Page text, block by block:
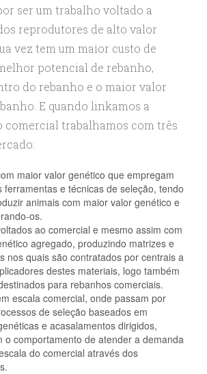
ser um trabalho voltado a
reprodutores de alto valor
vez tem um maior custo de
potencial de rebanho,
do rebanho e o maior valor
E quando linkamos a
comercial trabalhamos com três
maior valor genético que empregam
ferramentas e técnicas de seleção, tendo
animais com maior valor genético e
os.
ao comercial e mesmo assim com
agregado, produzindo matrizes e
nos quais são contratados por centrais a
destes materiais, logo também
para rebanhos comerciais.
escala comercial, onde passam por
de seleção baseados em
e acasalamentos dirigidos,
o comportamento de atender a demanda
do comercial através dos